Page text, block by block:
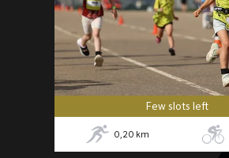
Few slots left
0,20 km